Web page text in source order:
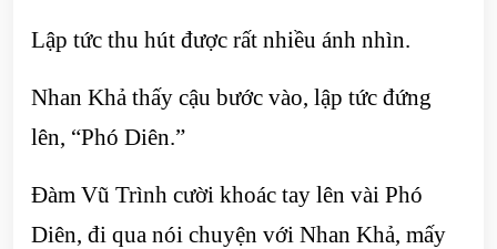
Lập tức thu hút được rất nhiều ánh nhìn.
Nhan Khả thấy cậu bước vào, lập tức đứng
lên, “Phó Diên.”
Đàm Vũ Trình cười khoác tay lên vài Phó
Diên, đi qua nói chuyện với Nhan Khả, mấy